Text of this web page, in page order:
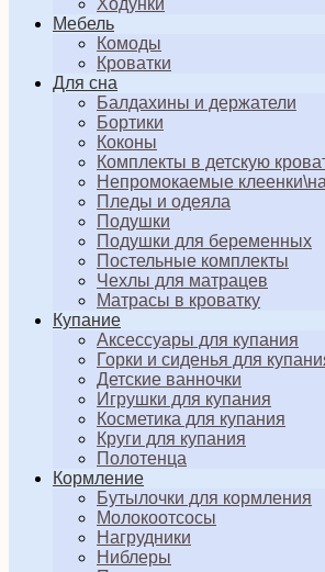
Ходунки
Мебель
Комоды
Кроватки
Для сна
Балдахины и держатели
Бортики
Коконы
Комплекты в детскую
Непромокаемые
Пледы и одеяла
Подушки
Подушки для беременных
Постельные комплекты
Чехлы для матрацев
Матрасы в кроватку
Купание
Аксессуары для купания
Горки и сиденья для
Детские ванночки
Игрушки для купания
Косметика для купания
Круги для купания
Полотенца
Кормление
Бутылочки для кормления
Молокоотсосы
Нагрудники
Ниблеры